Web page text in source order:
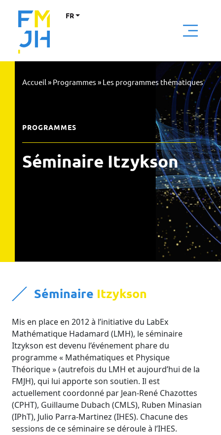
FR
Accueil » Programmes » Les programmes thématiques
PROGRAMMES
Séminaire Itzykson
Séminaire Itzykson
Mis en place en 2012 à l’initiative du LabEx
Mathématique Hadamard (LMH), le séminaire
Itzykson est devenu l’événement phare du
programme « Mathématiques et Physique
Théorique » (autrefois du LMH et aujourd’hui de la
FMJH), qui lui apporte son soutien. Il est
actuellement coordonné par Jean-René Chazottes
(CPHT), Guillaume Dubach (CMLS), Ruben Minasian
(IPhT), Julio Parra-Martinez (IHES). Chacune des
sessions de ce séminaire se déroule à l’IHES.